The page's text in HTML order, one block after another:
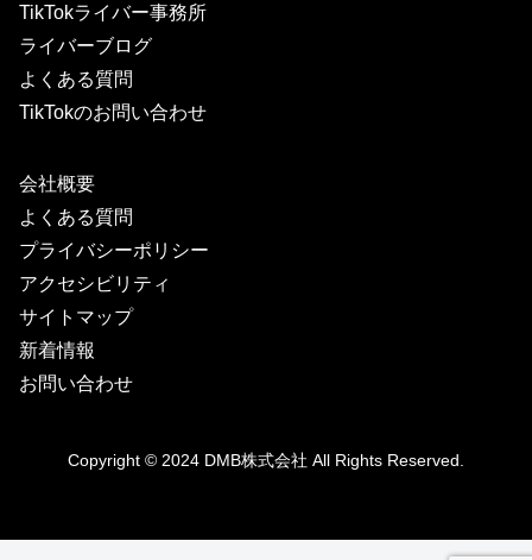
TikTokライバー事務所
ライバーブログ
よくある質問
TikTokのお問い合わせ
会社概要
よくある質問
プライバシーポリシー
アクセシビリティ
サイトマップ
新着情報
お問い合わせ
Copyright © 2024 DMB株式会社 All Rights Reserved.